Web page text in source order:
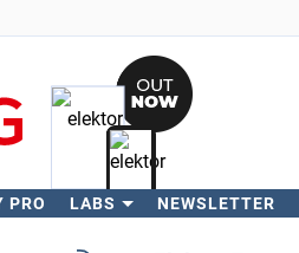
PRO LABS NEWSLETTER
Rechercher